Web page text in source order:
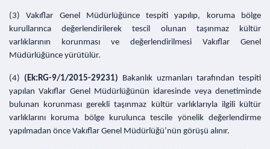
(3) Vakıflar Genel Müdürlüğünce tespiti yapılıp, koruma bölge
kurullarınca değerlendirilerek tescil olunan taşınmaz kültür
varlıklarının korunması ve değerlendirilmesi Vakıflar Genel
Müdürlüğünce yürütülür.
(4) (Ek:RG-9/1/2015-29231) Bakanlık uzmanları tarafından tespiti
yapılan Vakıflar Genel Müdürlüğünün idaresinde veya denetiminde
bulunan korunması gerekli taşınmaz kültür varlıklarıyla ilgili kültür
varlıklarını koruma bölge kurulunca tescile yönelik değerlendirme
yapılmadan önce Vakıflar Genel Müdürlüğü’nün görüşü alınır.